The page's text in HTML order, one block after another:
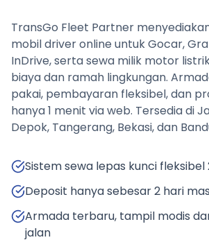
TransGo Fleet Partner
mobil driver online untuk Gocar,
InDrive, serta sewa milik motor
biaya dan ramah lingkungan.
pakai, pembayaran fleksibel, dan
hanya 1 menit via web. Tersedia di
Depok, Tangerang, Bekasi, dan
Sistem sewa lepas kunci fleksibel
Deposit hanya sebesar 2 hari
Armada terbaru, tampil modis
jalan